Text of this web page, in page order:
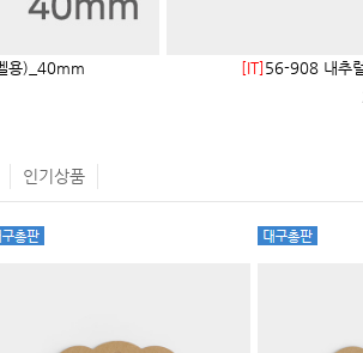
용)_40mm
[IT] 56-908 내추
인기상품